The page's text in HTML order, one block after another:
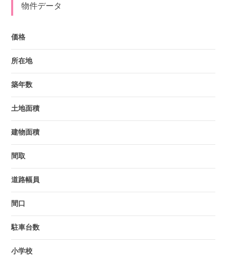
物件データ
価格
所在地
築年数
土地面積
建物面積
間取
道路幅員
間口
駐車台数
小学校